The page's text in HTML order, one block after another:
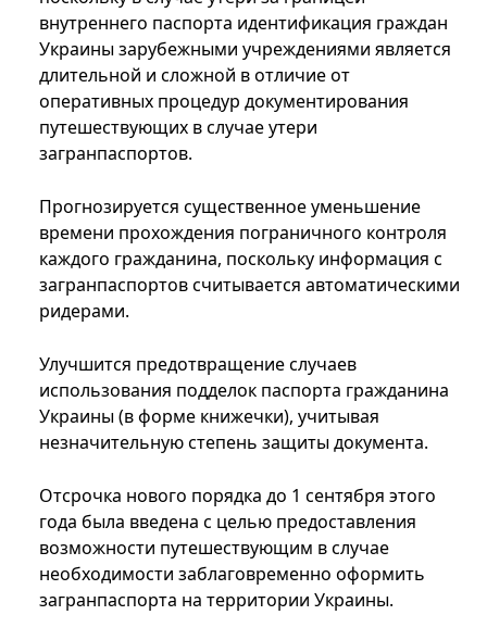
внутреннего паспорта идентификация граждан
Украины зарубежными учреждениями является
длительной и сложной в отличие от
оперативных процедур документирования
путешествующих в случае утери
загранпаспортов.
Прогнозируется существенное уменьшение
времени прохождения пограничного контроля
каждого гражданина, поскольку информация с
загранпаспортов считывается автоматическими
ридерами.
Улучшится предотвращение случаев
использования подделок паспорта гражданина
Украины (в форме книжечки), учитывая
незначительную степень защиты документа.
Отсрочка нового порядка до 1 сентября этого
года была введена с целью предоставления
возможности путешествующим в случае
необходимости заблаговременно оформить
загранпаспорта на территории Украины.